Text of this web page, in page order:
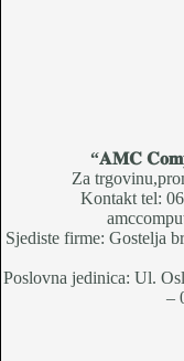
“𝐀𝐌𝐂
Za
Kontakt tel:
Sjediste firme: Gostelja
Poslovna jedinica: Ul.
–